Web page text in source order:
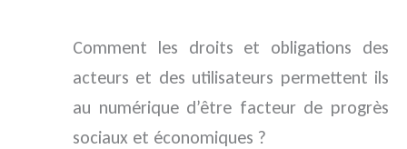
Comment les droits et obligations des
acteurs et des utilisateurs permettent ils
au numérique d’être facteur de progrès
sociaux et économiques ?